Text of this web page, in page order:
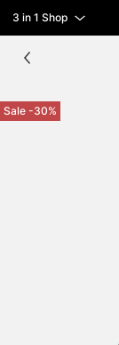
3 in 1 Shop
Sale -30%